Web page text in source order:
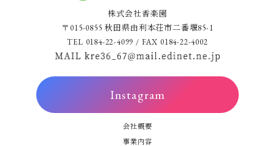
株式会社香楽園
〒015-0855 秋田県由利本荘市二番堰85-1
TEL 0184-22-4099 / FAX 0184-22-4002
Instagram
会社概要
事業内容